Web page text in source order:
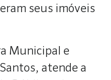
seus imóveis
Municipal e
atende a